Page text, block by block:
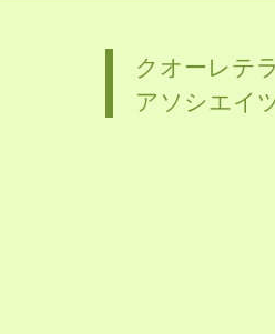
クオーレテ
アソシエイ